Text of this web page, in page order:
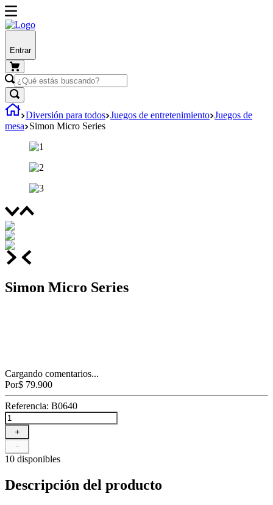
Entrar
Diversión para todos Juegos de entretenimiento Juegos de
mesa Simon Micro Series
Simon Micro Series
Cargando comentarios...
Por$ 79.900
Referencia: B0640
＋
－
10 disponibles
Descripción del producto